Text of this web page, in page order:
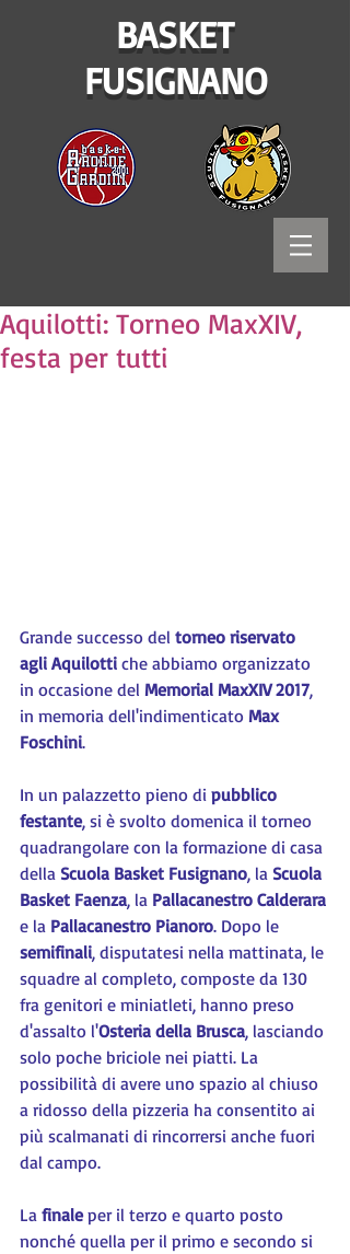
BASKET
FUSIGNANO
Aquilotti: Torneo MaxXIV,
festa per tutti
Grande successo del torneo riservato
agli Aquilotti che abbiamo organizzato
in occasione del Memorial MaxXIV 2017,
in memoria dell'indimenticato Max
Foschini.
In un palazzetto pieno di pubblico
festante, si è svolto domenica il torneo
quadrangolare con la formazione di casa
della Scuola Basket Fusignano, la Scuola
Basket Faenza, la Pallacanestro Calderara
e la Pallacanestro Pianoro. Dopo le
semifinali, disputatesi nella mattinata, le
squadre al completo, composte da 130
fra genitori e miniatleti, hanno preso
d'assalto l'Osteria della Brusca, lasciando
solo poche briciole nei piatti. La
possibilità di avere uno spazio al chiuso
a ridosso della pizzeria ha consentito ai
più scalmanati di rincorrersi anche fuori
dal campo.
La finale per il terzo e quarto posto
nonché quella per il primo e secondo si